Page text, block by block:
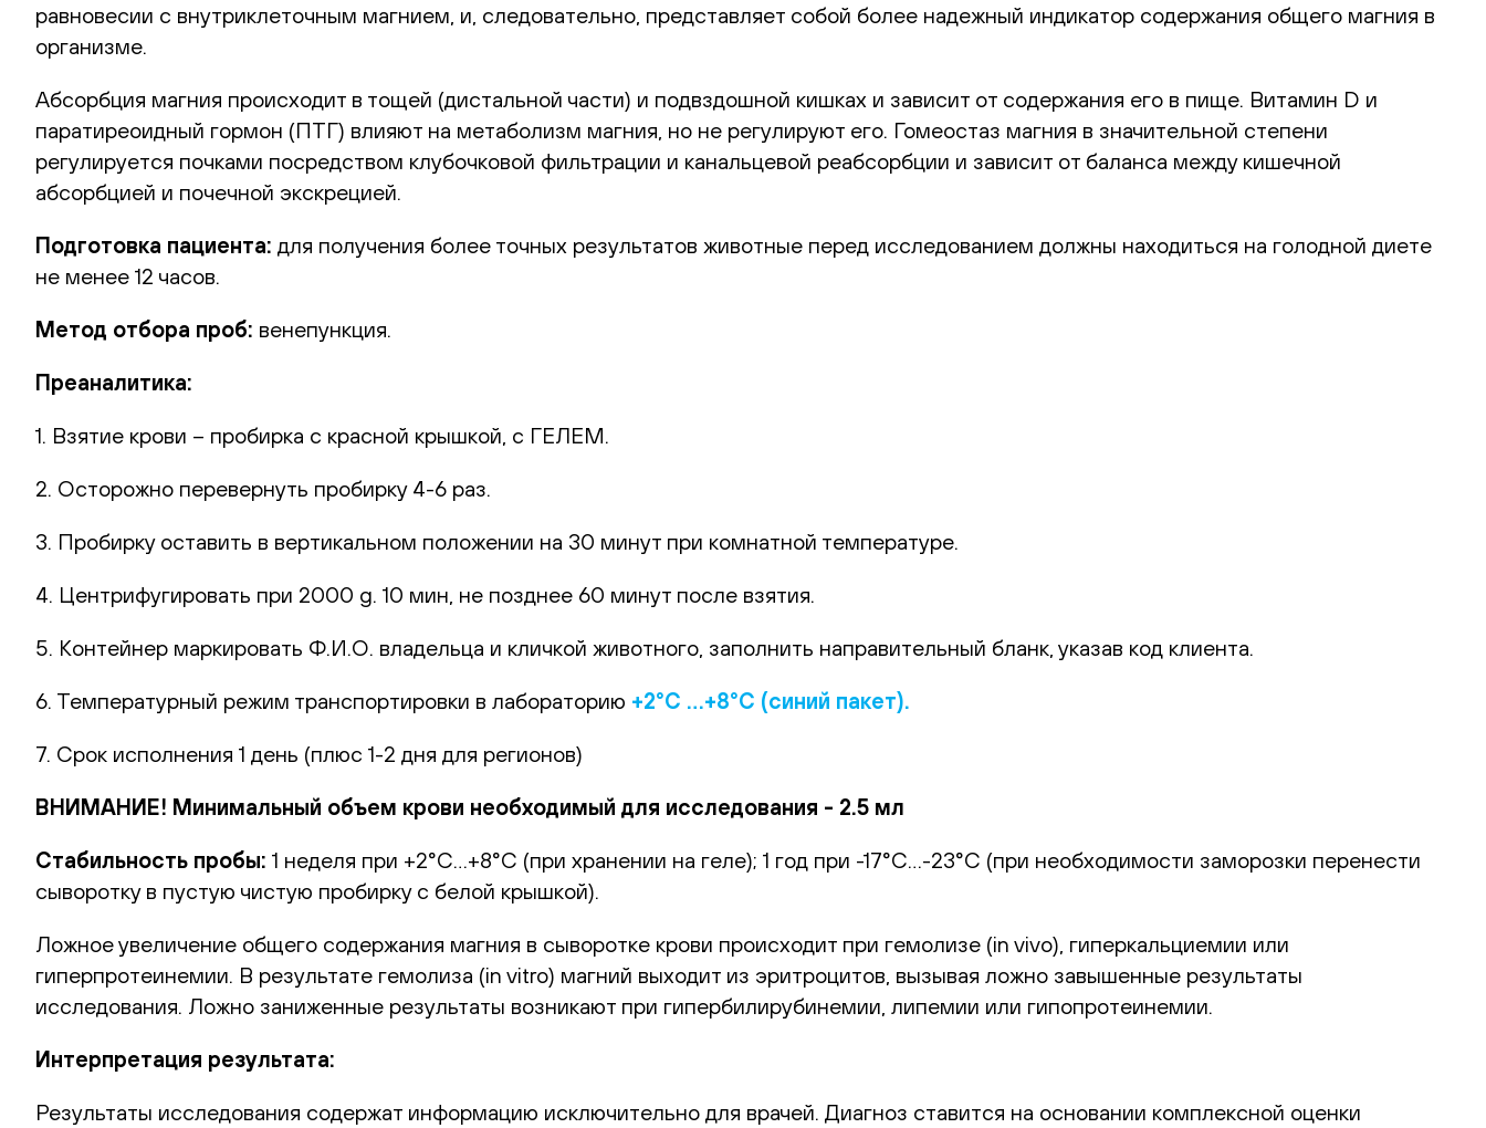
равновесии с внутриклеточным магнием, и, следовательно, представляет собой более надежный индикатор содержания общего магния в
организме.
Абсорбция магния происходит в тощей (дистальной части) и подвздошной кишках и зависит от содержания его в пище. Витамин D и
паратиреоидный гормон (ПТГ) влияют на метаболизм магния, но не регулируют его. Гомеостаз магния в значительной степени
регулируется почками посредством клубочковой фильтрации и канальцевой реабсорбции и зависит от баланса между кишечной
абсорбцией и почечной экскрецией.
Подготовка пациента: для получения более точных результатов животные перед исследованием должны находиться на голодной диете
не менее 12 часов.
Метод отбора проб: венепункция.
Преаналитика:
1. Взятие крови – пробирка с красной крышкой, с ГЕЛЕМ.
2. Осторожно перевернуть пробирку 4-6 раз.
3. Пробирку оставить в вертикальном положении на 30 минут при комнатной температуре.
4. Центрифугировать при 2000 g. 10 мин, не позднее 60 минут после взятия.
5. Контейнер маркировать Ф.И.О. владельца и кличкой животного, заполнить направительный бланк, указав код клиента.
6. Температурный режим транспортировки в лабораторию +2°С …+8°С (синий пакет).
7. Срок исполнения 1 день (плюс 1-2 дня для регионов)
ВНИМАНИЕ! Минимальный объем крови необходимый для исследования - 2.5 мл
Стабильность пробы: 1 неделя при +2°С…+8°С (при хранении на геле); 1 год при -17°С…-23°С (при необходимости заморозки перенести
сыворотку в пустую чистую пробирку с белой крышкой).
Ложное увеличение общего содержания магния в сыворотке крови происходит при гемолизе (in vivo), гиперкальциемии или
гиперпротеинемии. В результате гемолиза (in vitro) магний выходит из эритроцитов, вызывая ложно завышенные результаты
исследования. Ложно заниженные результаты возникают при гипербилирубинемии, липемии или гипопротеинемии.
Интерпретация результата:
Результаты исследования содержат информацию исключительно для врачей. Диагноз ставится на основании комплексной оценки